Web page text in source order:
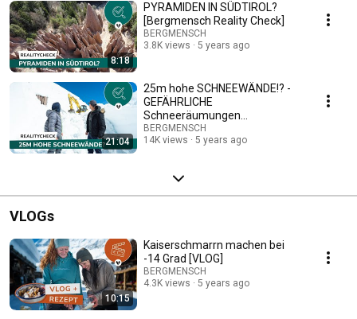
8:18
PYRAMIDEN IN SÜDTIROL?
[Bergmensch Reality Check]
BERGMENSCH
3.8K views
5 years ago
21:04
25m hohe SCHNEEWÄNDE!? -
GEFÄHRLICHE
Schneeräumungen
TIMMELSJOCH [Bergmensch
Reality Check]
BERGMENSCH
14K views
5 years ago
VLOGs
10:15
Kaiserschmarrn machen bei
-14 Grad [VLOG]
BERGMENSCH
4.3K views
5 years ago